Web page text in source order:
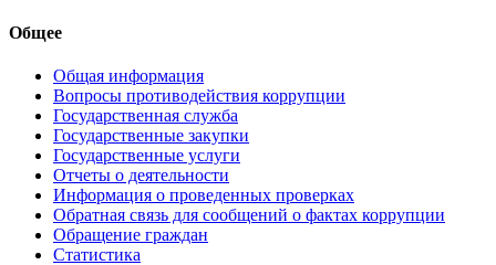
Общее
Общая информация
Вопросы противодействия коррупции
Государственная служба
Государственные закупки
Государственные услуги
Отчеты о деятельности
Информация о проведенных проверках
Обратная связь для сообщений о фактах коррупции
Обращение граждан
Статистика